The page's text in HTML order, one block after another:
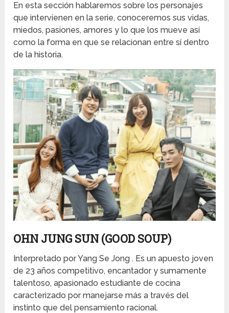
En esta sección hablaremos sobre los personajes
que intervienen en la serie, conoceremos sus vidas,
miedos, pasiones, amores y lo que los mueve así
como la forma en que se relacionan entre sí dentro
de la historia.
OHN JUNG SUN (GOOD SOUP)
Interpretado por Yang Se Jong . Es un apuesto joven
de 23 años competitivo, encantador y sumamente
talentoso, apasionado estudiante de cocina
caracterizado por manejarse más a través del
instinto que del pensamiento racional.